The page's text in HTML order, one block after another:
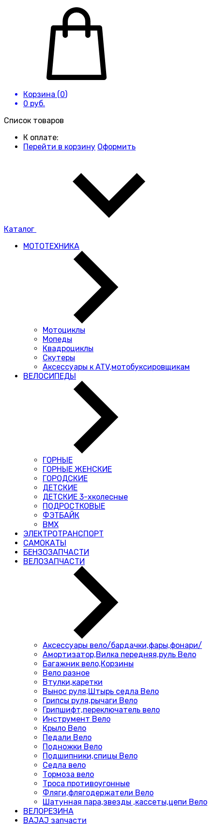
Корзина (0)
0 руб.
Список товаров
К оплате:
Перейти в корзину Оформить
Каталог
МОТОТЕХНИКА
Мотоциклы
Мопеды
Квадроциклы
Скутеры
Аксессуары к ATV,мотобуксировщикам
ВЕЛОСИПЕДЫ
ГОРНЫЕ
ГОРНЫЕ ЖЕНСКИЕ
ГОРОДСКИЕ
ДЕТСКИЕ
ДЕТСКИЕ 3-хколесные
ПОДРОСТКОВЫЕ
ФЭТБАЙК
BMX
ЭЛЕКТРОТРАНСПОРТ
САМОКАТЫ
БЕНЗОЗАПЧАСТИ
ВЕЛОЗАПЧАСТИ
Аксессуары вело/бардачки,фары,фонари/
Амортизатор,Вилка передняя,руль Вело
Багажник вело,Корзины
Вело разное
Втулки,каретки
Вынос руля,Штырь седла Вело
Грипсы руля,рычаги Вело
Грипшифт,переключатель вело
Инструмент Вело
Крыло Вело
Педали Вело
Подножки Вело
Подшипники,спицы Вело
Седла вело
Тормоза вело
Троса противоугонные
Фляги,флягодержатели Вело
Шатунная пара,звезды ,кассеты,цепи Вело
ВЕЛОРЕЗИНА
BAJAJ запчасти